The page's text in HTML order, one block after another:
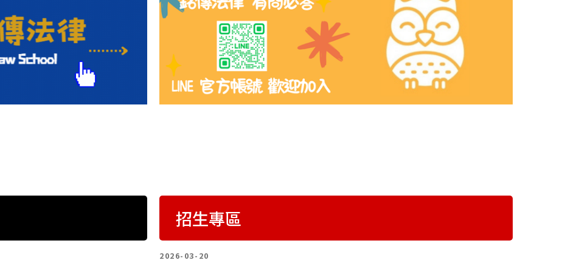
招生專區
2026-03-20